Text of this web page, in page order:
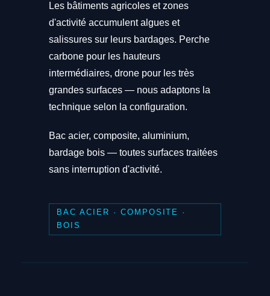
Les bâtiments agricoles et zones
d'activité accumulent algues et
salissures sur leurs bardages. Perche
carbone pour les hauteurs
intermédiaires, drone pour les très
grandes surfaces — nous adaptons la
technique selon la configuration.
Bac acier, composite, aluminium,
bardage bois — toutes surfaces traitées
sans interruption d'activité.
BAC ACIER · COMPOSITE ·
BOIS